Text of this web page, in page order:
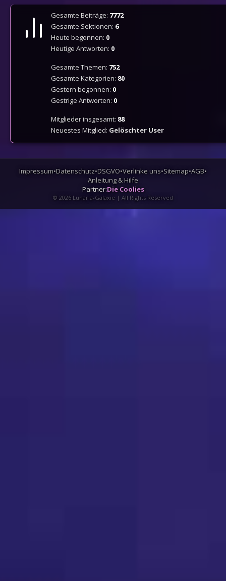
Gesamte Beiträge: 7772
Gesamte Sektionen: 6
Heute begonnen: 0
Heutige Antworten: 0
Gesamte Themen: 752
Gesamte Kategorien: 80
Gestern begonnen: 0
Gestrige Antworten: 0
Mitglieder insgesamt: 88
Neuestes Mitglied: Gelöschter User
Impressum•Datenschutz•DSGVO•Verlinke uns•Sitemap•AGB•
Anleitung & Hilfe
Partner:Die Coolies
© 2026 Lunaria-Galaxie | All Rights Reserved